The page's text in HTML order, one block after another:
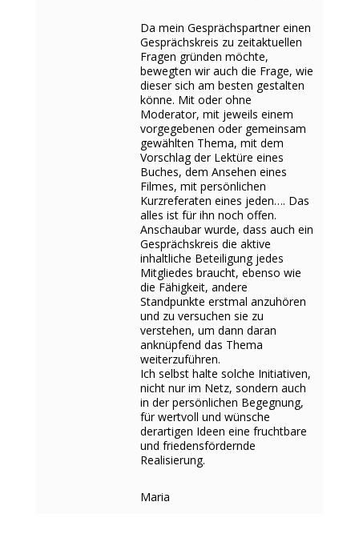
Da mein Gesprächspartner einen
Gesprächskreis zu zeitaktuellen
Fragen gründen möchte,
bewegten wir auch die Frage, wie
dieser sich am besten gestalten
könne. Mit oder ohne
Moderator, mit jeweils einem
vorgegebenen oder gemeinsam
gewählten Thema, mit dem
Vorschlag der Lektüre eines
Buches, dem Ansehen eines
Filmes, mit persönlichen
Kurzreferaten eines jeden…. Das
alles ist für ihn noch offen.
Anschaubar wurde, dass auch ein
Gesprächskreis die aktive
inhaltliche Beteiligung jedes
Mitgliedes braucht, ebenso wie
die Fähigkeit, andere
Standpunkte erstmal anzuhören
und zu versuchen sie zu
verstehen, um dann daran
anknüpfend das Thema
weiterzuführen.
Ich selbst halte solche Initiativen,
nicht nur im Netz, sondern auch
in der persönlichen Begegnung,
für wertvoll und wünsche
derartigen Ideen eine fruchtbare
und friedensfördernde
Realisierung.
Maria